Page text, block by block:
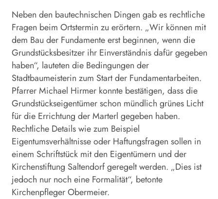
Neben den bautechnischen Dingen gab es rechtliche
Fragen beim Ortstermin zu erörtern. „Wir können mit
dem Bau der Fundamente erst beginnen, wenn die
Grundstücksbesitzer ihr Einverständnis dafür gegeben
haben“, lauteten die Bedingungen der
Stadtbaumeisterin zum Start der Fundamentarbeiten.
Pfarrer Michael Hirmer konnte bestätigen, dass die
Grundstückseigen­tümer schon mündlich grünes Licht
für die Errichtung der Marterl gegeben haben.
Rechtliche Details wie zum Beispiel
Eigentumsverhältnisse oder Haftungsfragen sollen in
einem Schriftstück mit den Eigentümern und der
Kirchenstiftung Saltendorf geregelt werden. „Dies ist
jedoch nur noch eine Formalität“, betonte
Kirchenpfleger Obermeier.